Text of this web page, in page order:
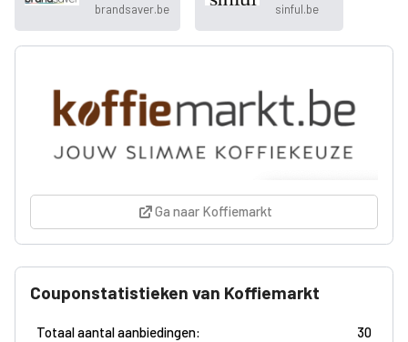
brandsaver.be sinful.be
Ga naar Koffiemarkt
Couponstatistieken van Koffiemarkt
Totaal aantal aanbiedingen:
30